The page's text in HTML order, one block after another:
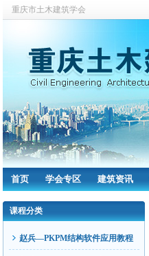
重庆市土木建筑学会
首页 学会专区 建筑资讯
课程分类
赵兵—PKPM结构软件应用教程